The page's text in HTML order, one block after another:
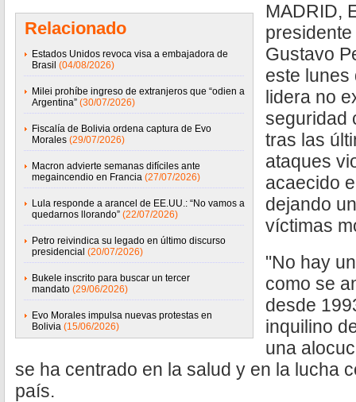
Relacionado
Estados Unidos revoca visa a embajadora de
Brasil (04/08/2026)
Milei prohíbe ingreso de extranjeros que “odien a
Argentina” (30/07/2026)
Fiscalía de Bolivia ordena captura de Evo
Morales (29/07/2026)
Macron advierte semanas difíciles ante
megaincendio en Francia (27/07/2026)
Lula responde a arancel de EE.UU.: “No vamos a
quedarnos llorando” (22/07/2026)
Petro reivindica su legado en último discurso
presidencial (20/07/2026)
Bukele inscrito para buscar un tercer
mandato (29/06/2026)
Evo Morales impulsa nuevas protestas en
Bolivia (15/06/2026)
MADRID,
Gustavo
este lunes
lidera no
seguridad
tras las
ataques
acaecido
dejando
víctimas
"No hay
como se
desde
inquilino
una
se ha centrado en la salud y en la lucha
país.